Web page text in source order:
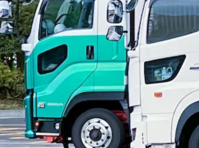
勤務時間
午前8時〜午後5時
勤務地
長崎県諫早市
正社員 建設解体トラック大型トラック・大型免許 中型
気になる 詳しく見る